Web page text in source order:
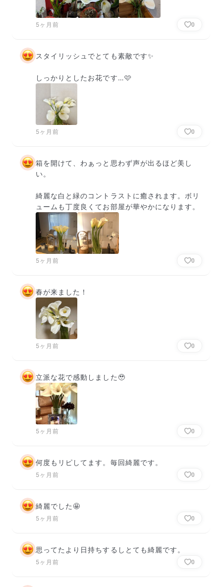
5ヶ月前 0
スタイリッシュでとても素敵です✨
しっかりとしたお花です…🩷
5ヶ月前 0
箱を開けて、わぁっと思わず声が出るほど美し
い。
綺麗な白と緑のコントラストに癒されます。ボリ
ュームも丁度良くてお部屋が華やかになります。
5ヶ月前 0
春が来ました！
5ヶ月前 0
立派な花で感動しました🥹
5ヶ月前 0
何度もリピしてます。毎回綺麗です。
5ヶ月前 0
綺麗でした🤩
5ヶ月前 0
思ってたより日持ちするしとても綺麗です。
5ヶ月前 0